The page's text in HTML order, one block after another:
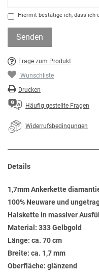
Hiermit bestätige ich, dass ich
Senden
Frage zum Produkt
Wunschliste
Drucken
Häufig gestellte Fragen
Widerrufsbedingungen
Details
1,7mm Ankerkette
100% Neuware und
Halskette in massiver
Material: 333 Gelbgold
Länge: ca. 70 cm
Breite: ca. 1,7 mm
Oberfläche: glänzend